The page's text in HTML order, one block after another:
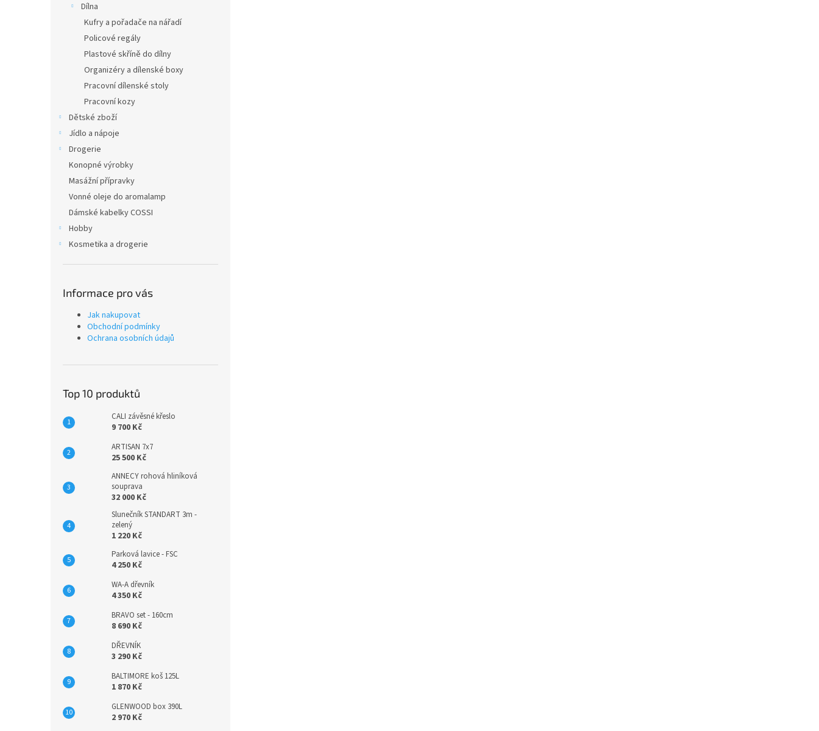
Dílna
Kufry a pořadače na nářadí
Policové regály
Plastové skříně do dílny
Organizéry a dílenské boxy
Pracovní dílenské stoly
Pracovní kozy
Dětské zboží
Jídlo a nápoje
Drogerie
Konopné výrobky
Masážní přípravky
Vonné oleje do aromalamp
Dámské kabelky COSSI
Hobby
Kosmetika a drogerie
Informace pro vás
Jak nakupovat
Obchodní podmínky
Ochrana osobních údajů
Top 10 produktů
CALI závěsné křeslo
9 700 Kč
ARTISAN 7x7
25 500 Kč
ANNECY rohová hliníková
souprava
32 000 Kč
Slunečník STANDART 3m -
zelený
1 220 Kč
Parková lavice - FSC
4 250 Kč
WA-A dřevník
4 350 Kč
BRAVO set - 160cm
8 690 Kč
DŘEVNÍK
3 290 Kč
BALTIMORE koš 125L
1 870 Kč
GLENWOOD box 390L
2 970 Kč